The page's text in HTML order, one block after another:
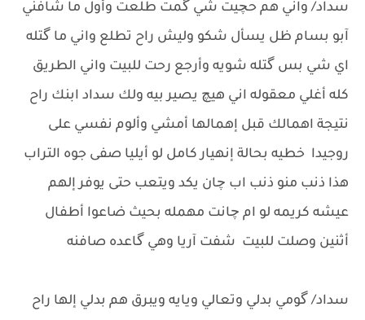
سداد/ واني هم حچيت شي گمت طلعت وأول ما شافني
آبو بسام ظل يسأل شكو وليش راح تطلع واني ما گتله
اي شي بس گتله شويه وأرجع رحت للبيت واني الطريق
كله أغلي معقوله اني هيچ يصير بيه ولك سداد ابنك راح
نتيجة اهمالك قبل إهمالها أمشي وألوم نفسي على
روجيدا خطيه بحالة إنهيار كامل لو أيليا صفى جوه التراب
هذا ذنب منو ذنب اب چان يكد ويتعب حتى يوفر إلهم
عيشه كريمه لو ام چانت مهمله بحيث ضاعوا أطفال
أثنين وصلت للبيت شفت آريا وهي گاعده صافنه
سداد/ گومي بدلي وتعالي ويايه ويبرق هم بدلي إلها راح